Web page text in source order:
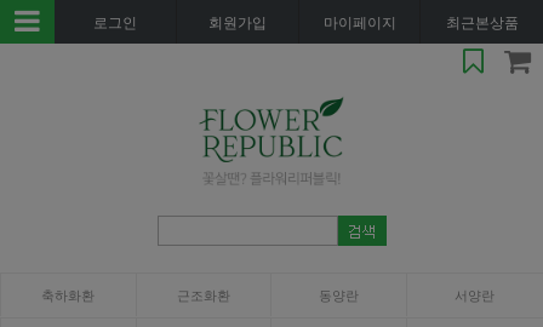
로그인 회원가입 마이페이지 최근본상품
축하화환 근조화환 동양란 서양란